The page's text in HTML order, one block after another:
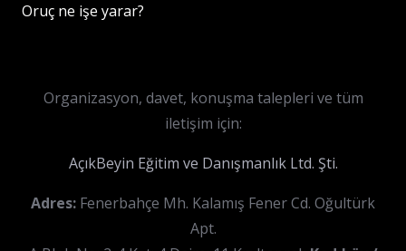
Oruç ne işe yarar?
Organizasyon, davet, konuşma talepleri ve tüm
iletişim için:
AçıkBeyin Eğitim ve Danışmanlık Ltd. Şti.
Adres: Fenerbahçe Mh. Kalamış Fener Cd. Oğultürk
Apt.